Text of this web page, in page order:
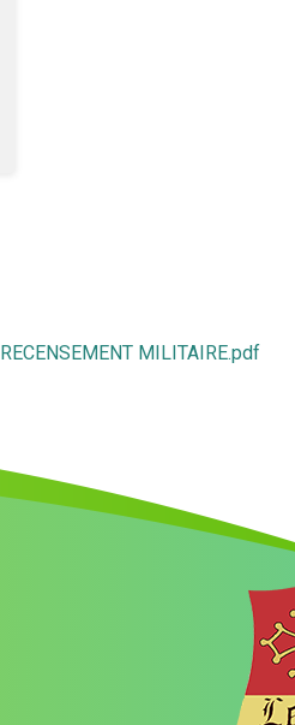
RECENSEMENT MILITAIRE.pdf